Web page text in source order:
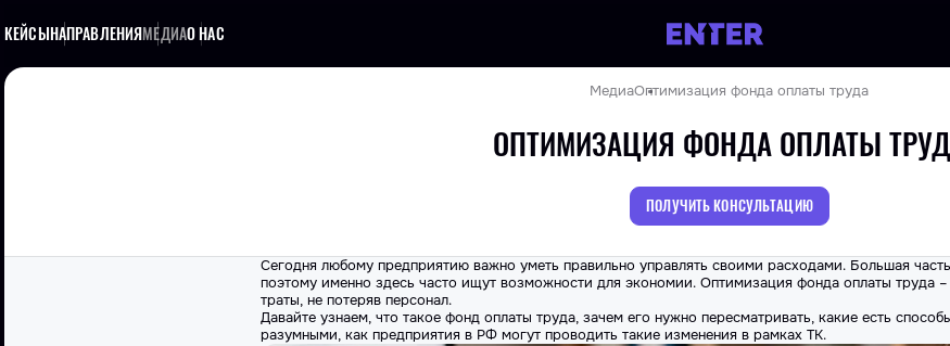
КЕЙСЫНАПРАВЛЕНИЯМЕДИАО НАС
МедиаОптимизация фонда оплаты труда
ОПТИМИЗАЦИЯ ФОНДА ОПЛАТЫ
ПОЛУЧИТЬ КОНСУЛЬТАЦИЮ
Сегодня любому предприятию важно уметь правильно управлять своими расходами. Большая часть
поэтому именно здесь часто ищут возможности для экономии. Оптимизация фонда оплаты труда
траты, не потеряв персонал.
Давайте узнаем, что такое фонд оплаты труда, зачем его нужно пересматривать, какие есть
разумными, как предприятия в РФ могут проводить такие изменения в рамках ТК.